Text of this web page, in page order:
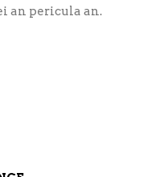
an pericula an.